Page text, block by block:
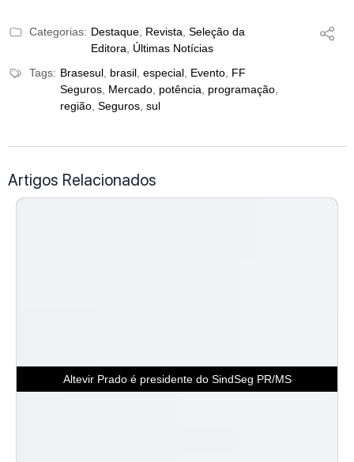
Categorias: Destaque Revista Seleção da
Editora
Últimas Notícias
Tags: Brasesul brasil especial Evento FF
Seguros Mercado potência programação
região Seguros sul
Artigos Relacionados
Altevir Prado é presidente do SindSeg PR/MS